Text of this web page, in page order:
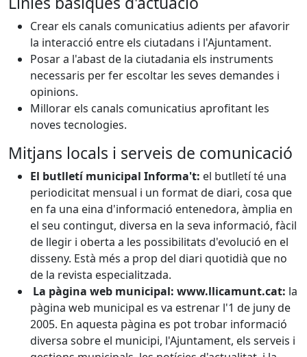
Crear els canals comunicatius adients per afavorir
la interacció entre els ciutadans i l'Ajuntament.
Posar a l'abast de la ciutadania els instruments
necessaris per fer escoltar les seves demandes i
opinions.
Millorar els canals comunicatius aprofitant les
noves tecnologies.
Mitjans locals i serveis de comunicació
El butlletí municipal Informa't: el butlletí té una
periodicitat mensual i un format de diari, cosa que
en fa una eina d'informació entenedora, àmplia en
el seu contingut, diversa en la seva informació, fàcil
de llegir i oberta a les possibilitats d'evolució en el
disseny. Està més a prop del diari quotidià que no
de la revista especialitzada.
La pàgina web municipal: www.llicamunt.cat: la
pàgina web municipal es va estrenar l'1 de juny de
2005. En aquesta pàgina es pot trobar informació
diversa sobre el municipi, l'Ajuntament, els serveis i